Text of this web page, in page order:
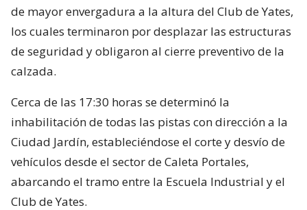
de mayor envergadura a la altura del Club de Yates,
los cuales terminaron por desplazar las estructuras
de seguridad y obligaron al cierre preventivo de la
calzada.
Cerca de las 17:30 horas se determinó la
inhabilitación de todas las pistas con dirección a la
Ciudad Jardín, estableciéndose el corte y desvío de
vehículos desde el sector de Caleta Portales,
abarcando el tramo entre la Escuela Industrial y el
Club de Yates.